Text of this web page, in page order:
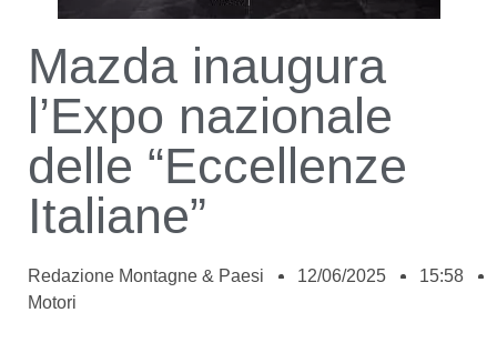
Mazda inaugura
l’Expo nazionale
delle “Eccellenze
Italiane”
Redazione Montagne & Paesi 12/06/2025
15:58
Motori